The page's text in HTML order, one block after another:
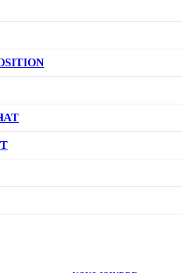
NEUFS
CONCESSIONNAIRE
VOTRE VÉHICULE
ESSAI ROUTIER
UN PRIX
CRÉDIT AUTO
RENDEZ-VOUS
SKYACTIV